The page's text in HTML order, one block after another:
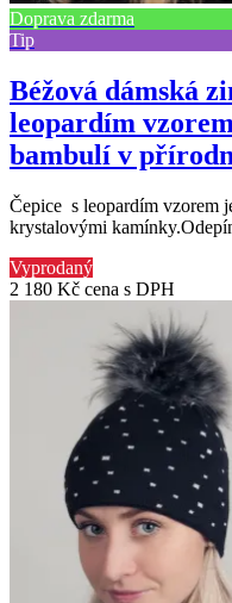
Doprava zdarma
Tip
Béžová dámská
leopardím
bambulí v
Čepice s leopardím vzorem
krystalovými
Vyprodaný
2 180 Kč cena s DPH